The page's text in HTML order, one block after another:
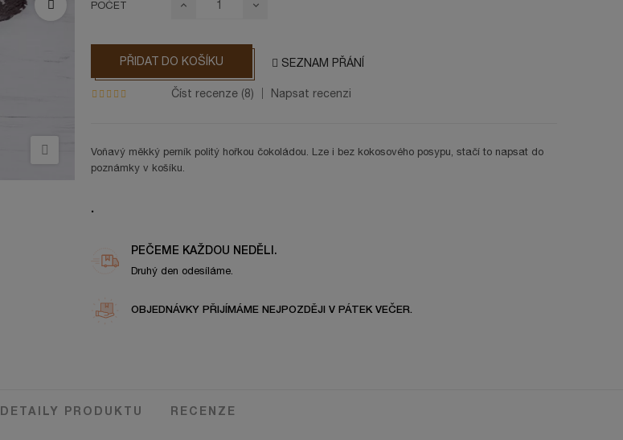
POČET
PŘIDAT DO KOŠÍKU SEZNAM PŘÁNÍ
Číst recenze (8) Napsat recenzi
Voňavý měkký perník politý hořkou čokoládou. Lze i bez kokosového posypu, stačí to napsat do
poznámky v košíku.
PEČEME KAŽDOU NEDĚLI.
Druhý den odesíláme.
OBJEDNÁVKY PŘIJÍMÁME NEJPOZDĚJI V PÁTEK VEČER.
DETAILY PRODUKTU RECENZE